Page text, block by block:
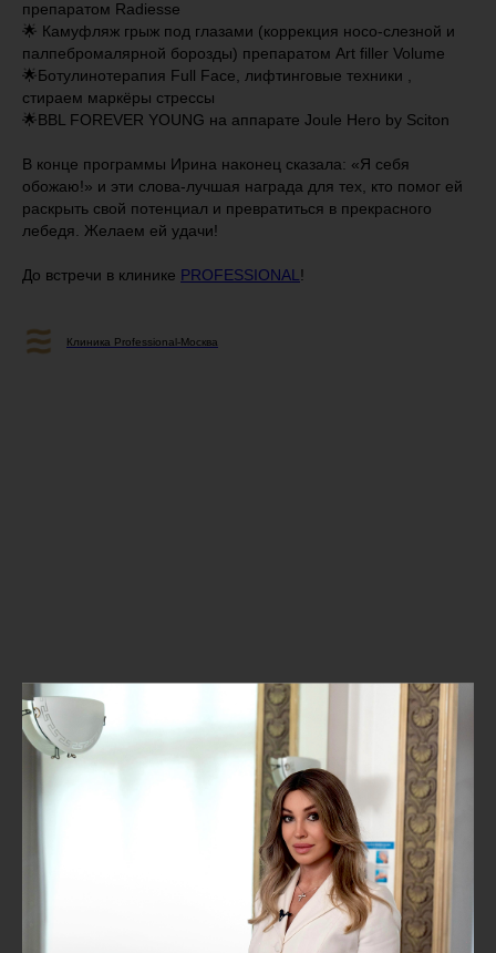
препаратом Radiesse
🌟 Камуфляж грыж под глазами (коррекция носо-слезной и
палпебромалярной борозды) препаратом Art filler Volume
🌟Ботулинотерапия Full Face, лифтинговые техники ,
стираем маркёры стрессы
🌟BBL FOREVER YOUNG на аппарате Joule Hero by Sciton
В конце программы Ирина наконец сказала: «Я себя
обожаю!» и эти слова-лучшая награда для тех, кто помог ей
раскрыть свой потенциал и превратиться в прекрасного
лебедя. Желаем ей удачи!
До встречи в клинике PROFESSIONAL !
Клиника Professional-Москва